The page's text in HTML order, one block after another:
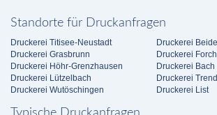
Standorte für Druckanfragen
Druckerei Titisee-Neustadt
Druckerei Grasbrunn
Druckerei Höhr-Grenzhausen
Druckerei Lützelbach
Druckerei Wutöschingen
Druckerei
Druckerei
Druckerei
Druckerei
Druckerei List